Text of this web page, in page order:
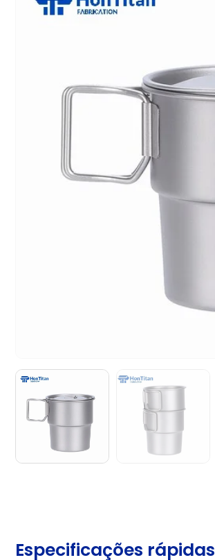
Especificações